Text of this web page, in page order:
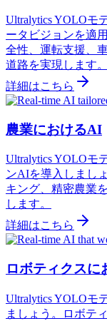
Ultralytics YOLOモ
ータビジョンを適
全性、運転支援、
道路を実現します。
詳細はこちら
農業におけるAI
Ultralytics YOLOモ
ンAIを導入しまし
キング、精密農業
します。
詳細はこちら
ロボティクスに
Ultralytics YOLOモ
ましょう。ロボテ